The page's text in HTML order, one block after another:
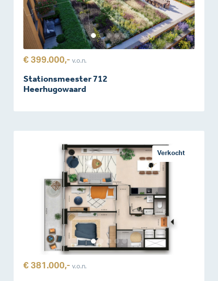
€ 399.000,- v.o.n.
Stationsmeester 712
Heerhugowaard
Verkocht
€ 381.000,- v.o.n.